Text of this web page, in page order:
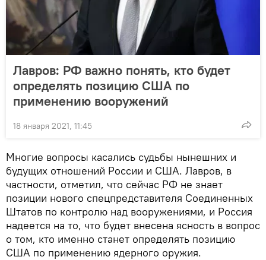
Лавров: РФ важно понять, кто будет
определять позицию США по
применению вооружений
18 января 2021, 11:45
Многие вопросы касались судьбы нынешних и
будущих отношений России и США. Лавров, в
частности, отметил, что сейчас РФ не знает
позиции нового спецпредставителя Соединенных
Штатов по контролю над вооружениями, и Россия
надеется на то, что будет внесена ясность в вопрос
о том, кто именно станет определять позицию
США по применению ядерного оружия.